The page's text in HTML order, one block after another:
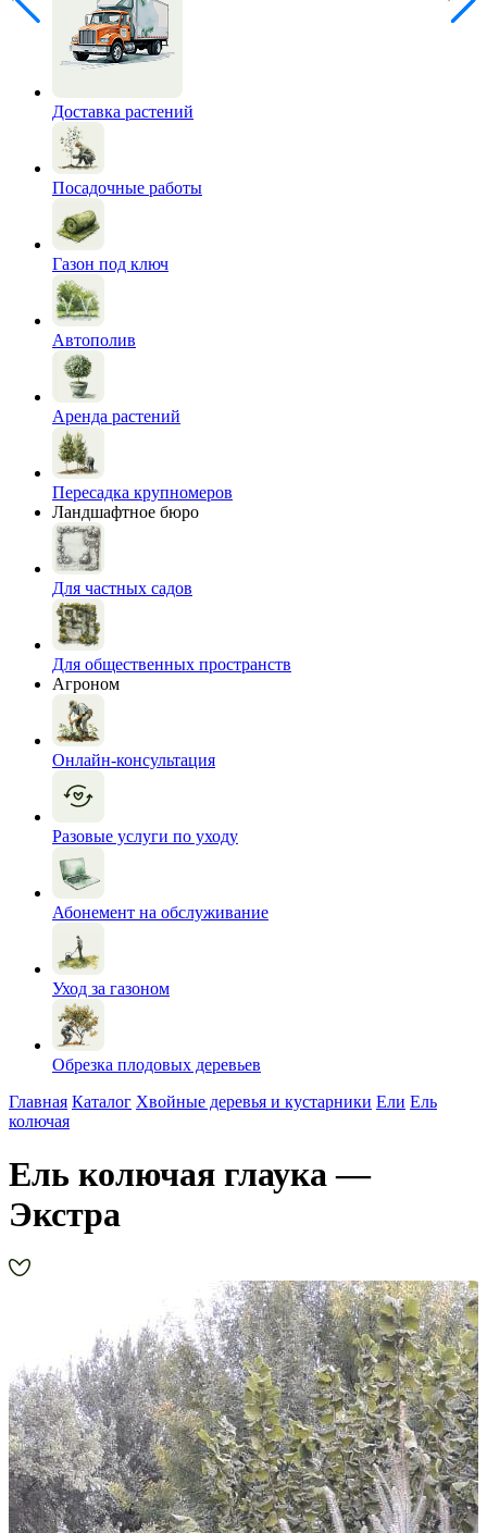
Доставка растений
Посадочные работы
Газон под ключ
Автополив
Аренда растений
Пересадка крупномеров
Ландшафтное бюро
Для частных садов
Для общественных пространств
Агроном
Онлайн-консультация
Разовые услуги по уходу
Абонемент на обслуживание
Уход за газоном
Обрезка плодовых деревьев
Главная Каталог Хвойные деревья и кустарники Ели Ель
колючая
Ель колючая глаука —
Экстра